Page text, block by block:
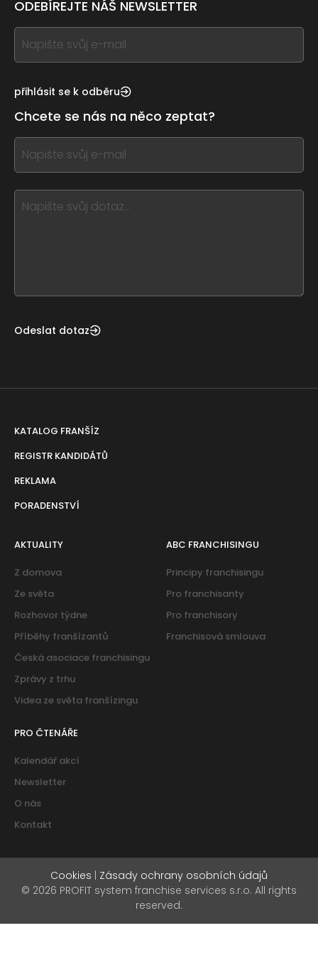
ODEBÍREJTE NÁŠ NEWSLETTER
If
you
this,
this
form
field
blank
přihlásit se k odběru
Chcete se nás na něco zeptat?
If
you
this,
leave
Odeslat dotaz
KATALOG FRANŠÍZ
REGISTR KANDIDÁTŮ
REKLAMA
PORADENSTVÍ
AKTUALITY
Z domova
Ze světa
Rozhovor týdne
Příběhy franšízantů
Česká asociace franchisingu
Zprávy z trhu
Videa ze světa franšízingu
ABC FRANCHISINGU
Principy franchisingu
Pro franchisanty
Pro franchisory
Franchisová smlouva
PRO ČTENÁŘE
Kalendář akcí
Newsletter
O nás
Kontakt
Cookies | Zásady ochrany osobních údajů
© 2026 PROFIT system franchise services s.r.o. All rights
reserved.